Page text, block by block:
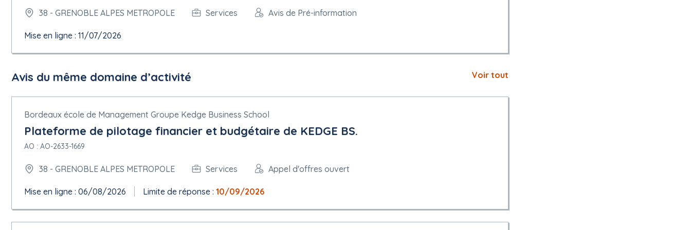
Type : Qualité
Catégorie du critère d'attribution seuil : Pondération (pourcentage, valeur exacte)
Critère :
Description : Prix des prestations
Nombre critère d'attribution : 40
5.1.11 Documents de marché
Adresse des documents de marché :https://www.marches-publics.info/mpiaws/index.cfm?fuseaction=dematEnt.login&type=DCE&IDM=1834501
Canal de communication ad hoc :
5.1.12 Conditions du marché public
Présentation par voie électronique : Requise
38 - GRENOBLE ALPES METROPOLE Services Avis de Pré-information
Mise en ligne : 11/07/2026
Avis du même domaine d’activité Voir tout
Bordeaux école de Management Groupe Kedge Business School
Plateforme de pilotage financier et budgétaire de KEDGE BS.
AO : AO-2633-1669
38 - GRENOBLE ALPES METROPOLE Services Appel d'offres ouvert
Mise en ligne : 06/08/2026 Limite de réponse : 10/09/2026